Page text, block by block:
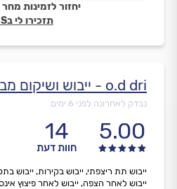
יחזור לזמינות מחר ב-
תזכירו לי בSMS
o.d dri - ייבוש ושיקום מבנים
נבדק לאחרונה לפני 6 ימים
5.00
14
חוות דעת
ייבוש תת ריצפתי, ייבוש בקירות, ייבוש
ייבוש לאחר הצפה, ייבוש לאחר פיצוץ